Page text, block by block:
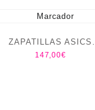
ZAPATILLAS ASICS
TRABUCO 14
147,00€